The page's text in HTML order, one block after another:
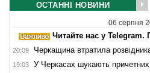
ОСТАННІ НОВИНИ
06 серпня
Читайте нас у Telegram.
20:09 Черкащина втратила
19:03 У Черкасах шукають